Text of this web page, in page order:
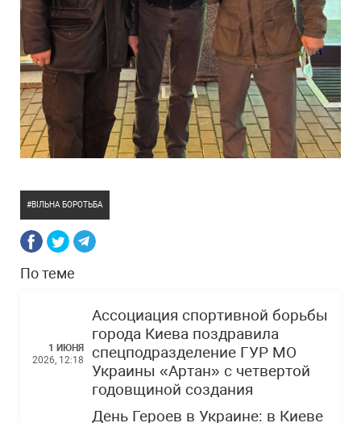
ВІЛЬНА БОРОТЬБА
По теме
1 ИЮНЯ
2026, 12:18
Ассоциация спортивной борьбы
города Киева поздравила
спецподразделение ГУР МО
Украины «Артан» с четвертой
годовщиной создания
День Героев в Украине: в Киеве